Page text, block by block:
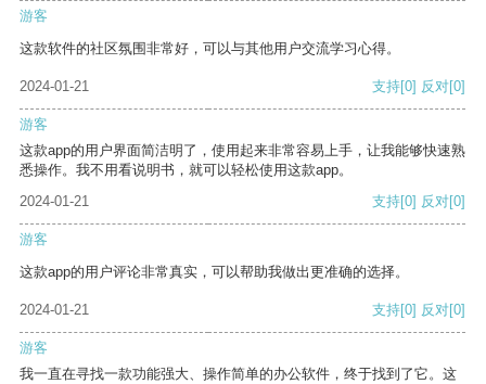
游客
这款软件的社区氛围非常好，可以与其他用户交流学习心得。
2024-01-21 支持[0] 反对[0]
游客
这款app的用户界面简洁明了，使用起来非常容易上手，让我能够快速熟
悉操作。我不用看说明书，就可以轻松使用这款app。
2024-01-21
支持[0] 反对[0]
游客
这款app的用户评论非常真实，可以帮助我做出更准确的选择。
2024-01-21 支持[0] 反对[0]
游客
我一直在寻找一款功能强大、操作简单的办公软件，终于找到了它。这